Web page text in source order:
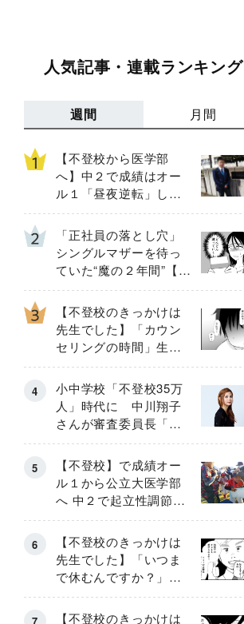
人気記事・連載ランキング
週間 月間
【不登校から医学部
へ】中２で成績はオー
ル１「昼夜逆転」した
わが子を”夜遊び”に連れ
出した母の気づき
「正社員の落とし穴」
シングルマザーを待っ
ていた“魔の２年間”【後
編】
【不登校のきっかけは
先生でした】「カウン
セリングの時間」生徒
の情報をバラしたの
は…《第２話》
小中学校「不登校35万
人」時代に 中川翔子
さんが審査委員長「不
登校生動画甲子園
2026」が開催
【不登校】で成績オー
ル１から公立大医学部
へ 中２で起立性調節障
害「治るまで３年」の
診断 そのとき母は
【不登校のきっかけは
先生でした】「いつま
で休むんですか？」追
い詰められる母と息子
《第６話》
【不登校のきっかけは